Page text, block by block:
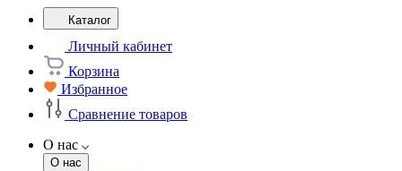
Каталог
Личный кабинет
Корзина
Избранное
Сравнение товаров
О нас
О нас